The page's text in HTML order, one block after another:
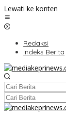
Lewati ke konten
Redaksi
Indeks Berita